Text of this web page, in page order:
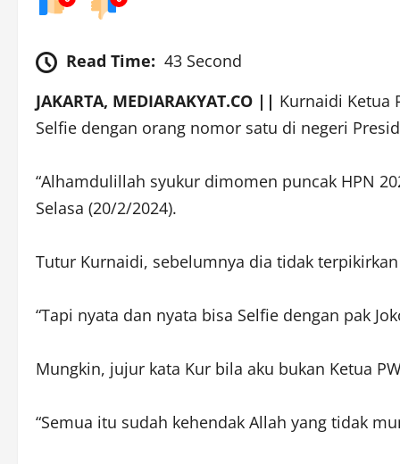
Read Time: 43 Second
JAKARTA, MEDIARAKYAT.CO || Kurnaidi Ketua
Selfie dengan orang nomor satu di negeri
“Alhamdulillah syukur dimomen puncak HPN
Selasa (20/2/2024).
Tutur Kurnaidi, sebelumnya dia tidak
“Tapi nyata dan nyata bisa Selfie dengan pak
Mungkin, jujur kata Kur bila aku bukan Ketua
“Semua itu sudah kehendak Allah yang tidak